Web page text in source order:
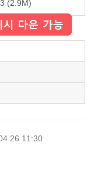
(2.9M)
11:30